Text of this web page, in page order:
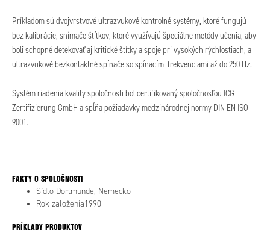
Príkladom sú dvojvrstvové ultrazvukové kontrolné systémy, ktoré fungujú
bez kalibrácie, snímače štítkov, ktoré využívajú špeciálne metódy učenia, aby
boli schopné detekovať aj kritické štítky a spoje pri vysokých rýchlostiach, a
ultrazvukové bezkontaktné spínače so spínacími frekvenciami až do 250 Hz.
Systém riadenia kvality spoločnosti bol certifikovaný spoločnosťou ICG
Zertifizierung GmbH a spĺňa požiadavky medzinárodnej normy DIN EN ISO
9001.
FAKTY O SPOLOČNOSTI
Sídlo Dortmunde, Nemecko
Rok založenia1990
PRÍKLADY PRODUKTOV